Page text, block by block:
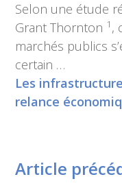
Selon une étude
Grant Thornton 1 ,
marchés publics
certain …
Les
relance
Article